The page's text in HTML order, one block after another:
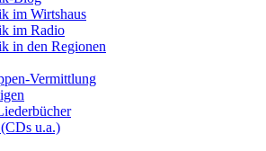
im Wirtshaus
im Radio
in den Regionen
Vermittlung
u.a.)